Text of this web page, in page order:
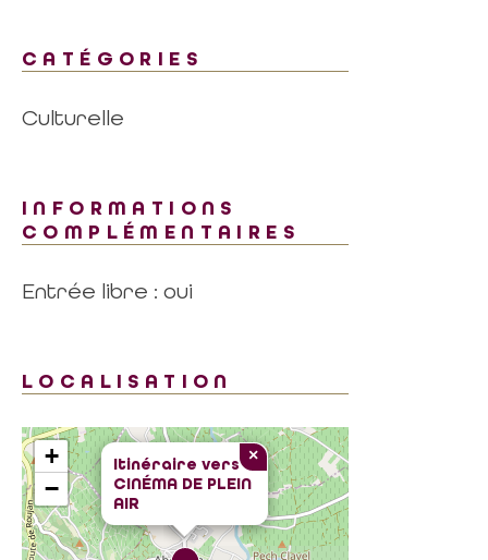
CATÉGORIES
Culturelle
INFORMATIONS
COMPLÉMENTAIRES
Entrée libre : oui
LOCALISATION
Itinéraire vers
CINÉMA DE PLEIN
AIR
×
+
−